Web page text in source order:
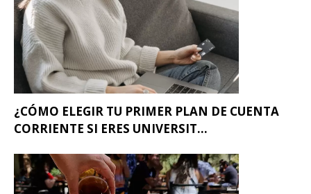
¿CÓMO ELEGIR TU PRIMER PLAN DE CUENTA
CORRIENTE SI ERES UNIVERSIT...